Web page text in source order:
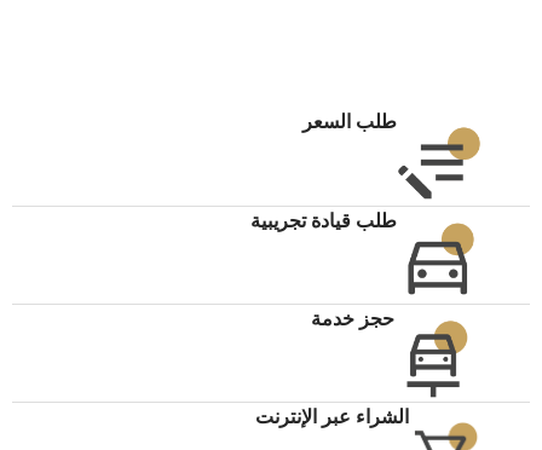
طلب السعر
طلب قيادة تجريبية
حجز خدمة
الشراء عبر الإنترنت